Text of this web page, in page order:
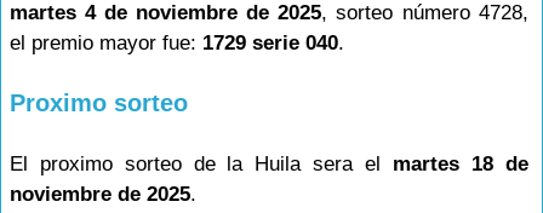
martes 4 de noviembre de 2025, sorteo número 4728,
el premio mayor fue: 1729 serie 040.
Proximo sorteo
El proximo sorteo de la Huila sera el martes 18 de
noviembre de 2025.